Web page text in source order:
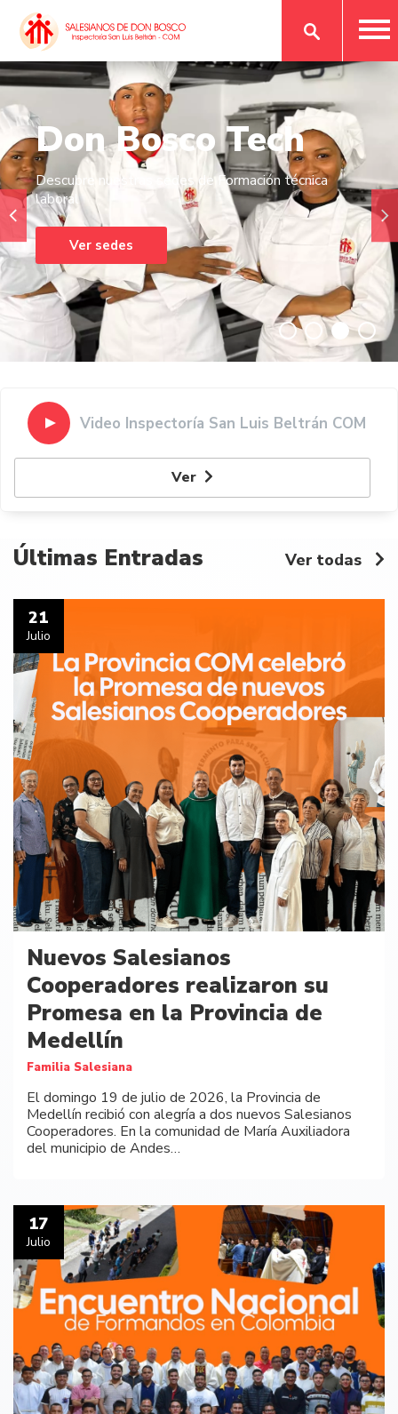
Don Bosco Tech
Descubre nuestras sedes de Formación técnica
laboral
Ver sedes
Video Inspectoría San Luis Beltrán COM
Ver
Últimas Entradas Ver todas
21
Julio
Nuevos Salesianos
Cooperadores realizaron su
Promesa en la Provincia de
Medellín
Familia Salesiana
El domingo 19 de julio de 2026, la Provincia de
Medellín recibió con alegría a dos nuevos Salesianos
Cooperadores. En la comunidad de María Auxiliadora
del municipio de Andes…
17
Julio